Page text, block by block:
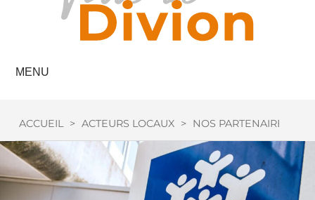
MENU
ACCUEIL > ACTEURS LOCAUX > NOS PARTENAIRES